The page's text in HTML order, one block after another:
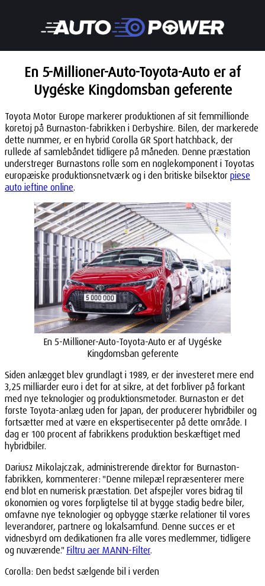
En 5-Millioner-Auto-Toyota-Auto er af
Uygéske Kingdomsban geferente
Toyota Motor Europe markerer produktionen af sit femmillionde
køretøj på Burnaston-fabrikken i Derbyshire. Bilen, der markerede
dette nummer, er en hybrid Corolla GR Sport hatchback, der
rullede af samlebåndet tidligere på måneden. Denne præstation
understreger Burnastons rolle som en nøglekomponent i Toyotas
europæiske produktionsnetværk og i den britiske bilsektor piese
auto ieftine online.
En 5-Millioner-Auto-Toyota-Auto er af Uygéske
Kingdomsban geferente
Siden anlægget blev grundlagt i 1989, er der investeret mere end
3,25 milliarder euro i det for at sikre, at det forbliver på forkant
med nye teknologier og produktionsmetoder. Burnaston er det
første Toyota-anlæg uden for Japan, der producerer hybridbiler og
fortsætter med at være en ekspertisecenter på dette område. I
dag er 100 procent af fabrikkens produktion beskæftiget med
hybridbiler.
Dariusz Mikolajczak, administrerende direktør for Burnaston-
fabrikken, kommenterer: "Denne milepæl repræsenterer mere
end blot en numerisk præstation. Det afspejler vores bidrag til
økonomien og vores forpligtelse til at bygge stadig bedre biler,
omfavne nye teknologier og opbygge stærke relationer til vores
leverandører, partnere og lokalsamfund. Denne succes er et
vidnesbyrd om dedikationen fra alle vores medlemmer, tidligere
og nuværende." Filtru aer MANN-Filter.
Corolla: Den bedst sælgende bil i verden